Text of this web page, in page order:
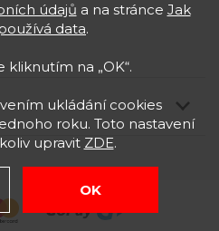
údajů a na stránce Jak
data.
kliknutím na „OK“.
ukládání cookies
roku. Toto nastavení
upravit ZDE.
OK